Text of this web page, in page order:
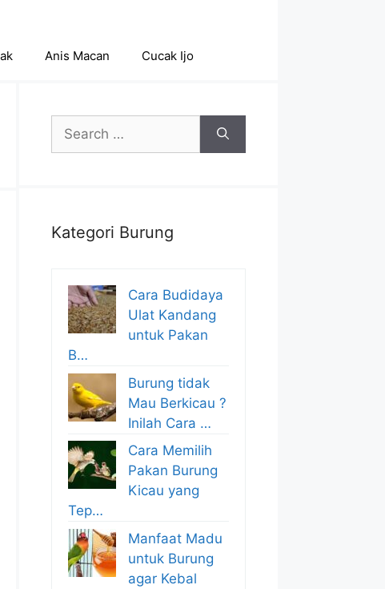
Anis Macan Cucak Ijo
Search
for:
Kategori Burung
Cara Budidaya
Ulat Kandang
untuk Pakan
B…
Burung tidak
Mau Berkicau ?
Inilah Cara …
Cara Memilih
Pakan Burung
Kicau yang
Tep…
Manfaat Madu
untuk Burung
agar Kebal